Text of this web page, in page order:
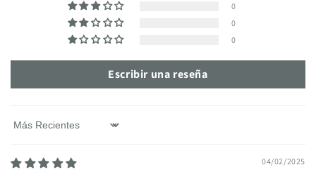
0
0
0
Escribir una reseña
Sort by
04/02/2025